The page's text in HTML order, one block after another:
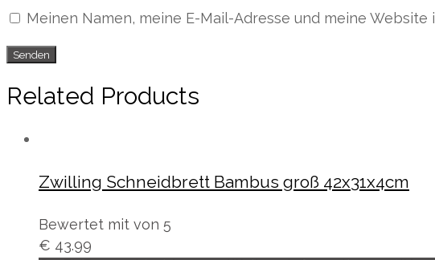
Meinen Namen, meine E-Mail-Adresse und meine
Related Products
Zwilling Schneidbrett Bambus groß 42x31x4cm
Bewertet mit von 5
€ 43.99